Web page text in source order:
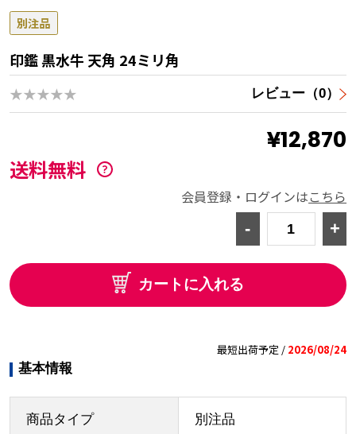
別注品
印鑑 黒水牛 天角 24ミリ角
★★★★★ レビュー（0）
¥12,870
送料無料
会員登録・ログインはこちら
- +
カートに入れる
最短出荷予定 / 2026/08/24
基本情報
商品タイプ 別注品